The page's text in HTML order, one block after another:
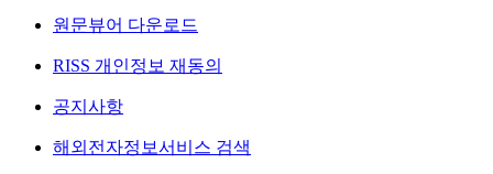
원문뷰어 다운로드
RISS 개인정보 재동의
공지사항
해외전자정보서비스 검색